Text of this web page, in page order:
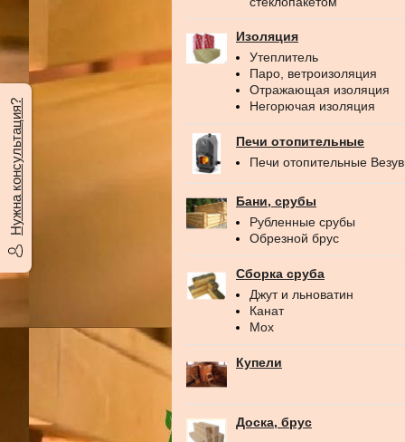
Изоляция
Утеплитель
Паро, ветроизоляция
Отражающая изоляция
Негорючая изоляция
Печи отопительные
Печи отопительные
Бани, срубы
Рубленные срубы
Обрезной брус
Сборка сруба
Джут и льноватин
Канат
Мох
Купели
Доска, брус
Нужна консультация?